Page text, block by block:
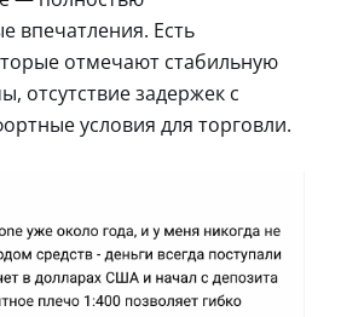
впечатления. Есть
отмечают стабильную
отсутствие задержек с
условия для торговли.